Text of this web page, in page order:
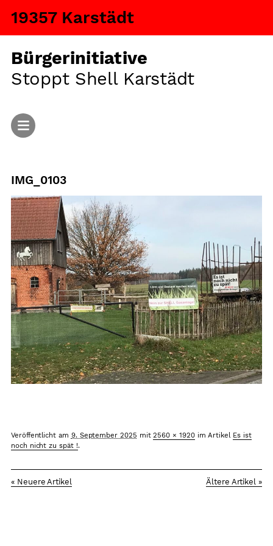
Bürgerinitiative
Stoppt Shell Karstädt
Aktuelles
Argumente
Fragen und Antworten
Ansiedlung von Tiermastanlagen
Arbeitsplätze
Sicherheit
Grundkonsens
Kontakt
IMG_0103
Veröffentlicht am 9. September 2025 mit2560 × 1920im Artikel Es ist
noch nicht zu spät !.
« Neuere Artikel Ältere Artikel »
19357 Karstädt